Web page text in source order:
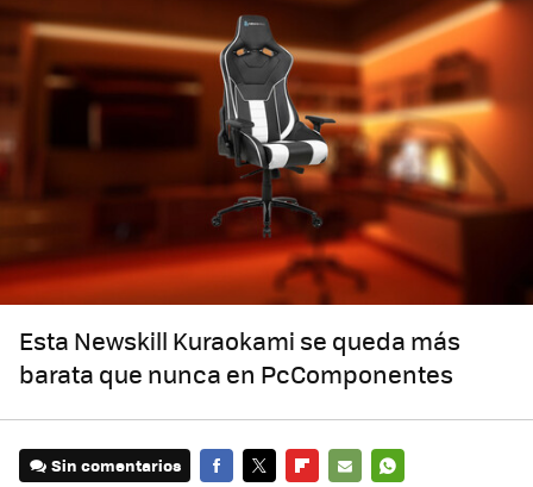
Esta Newskill Kuraokami se queda más
barata que nunca en PcComponentes
Sin comentarios